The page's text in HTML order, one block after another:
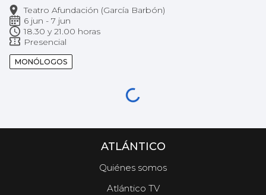
Teatro Afundación (García Barbón)
6 jun - 7 jun
18.30 y 21.00 horas
Presencial
MONÓLOGOS
ATLÁNTICO
Quiénes somos
Atlántico TV